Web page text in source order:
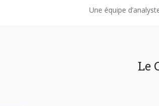
Une équipe
Le